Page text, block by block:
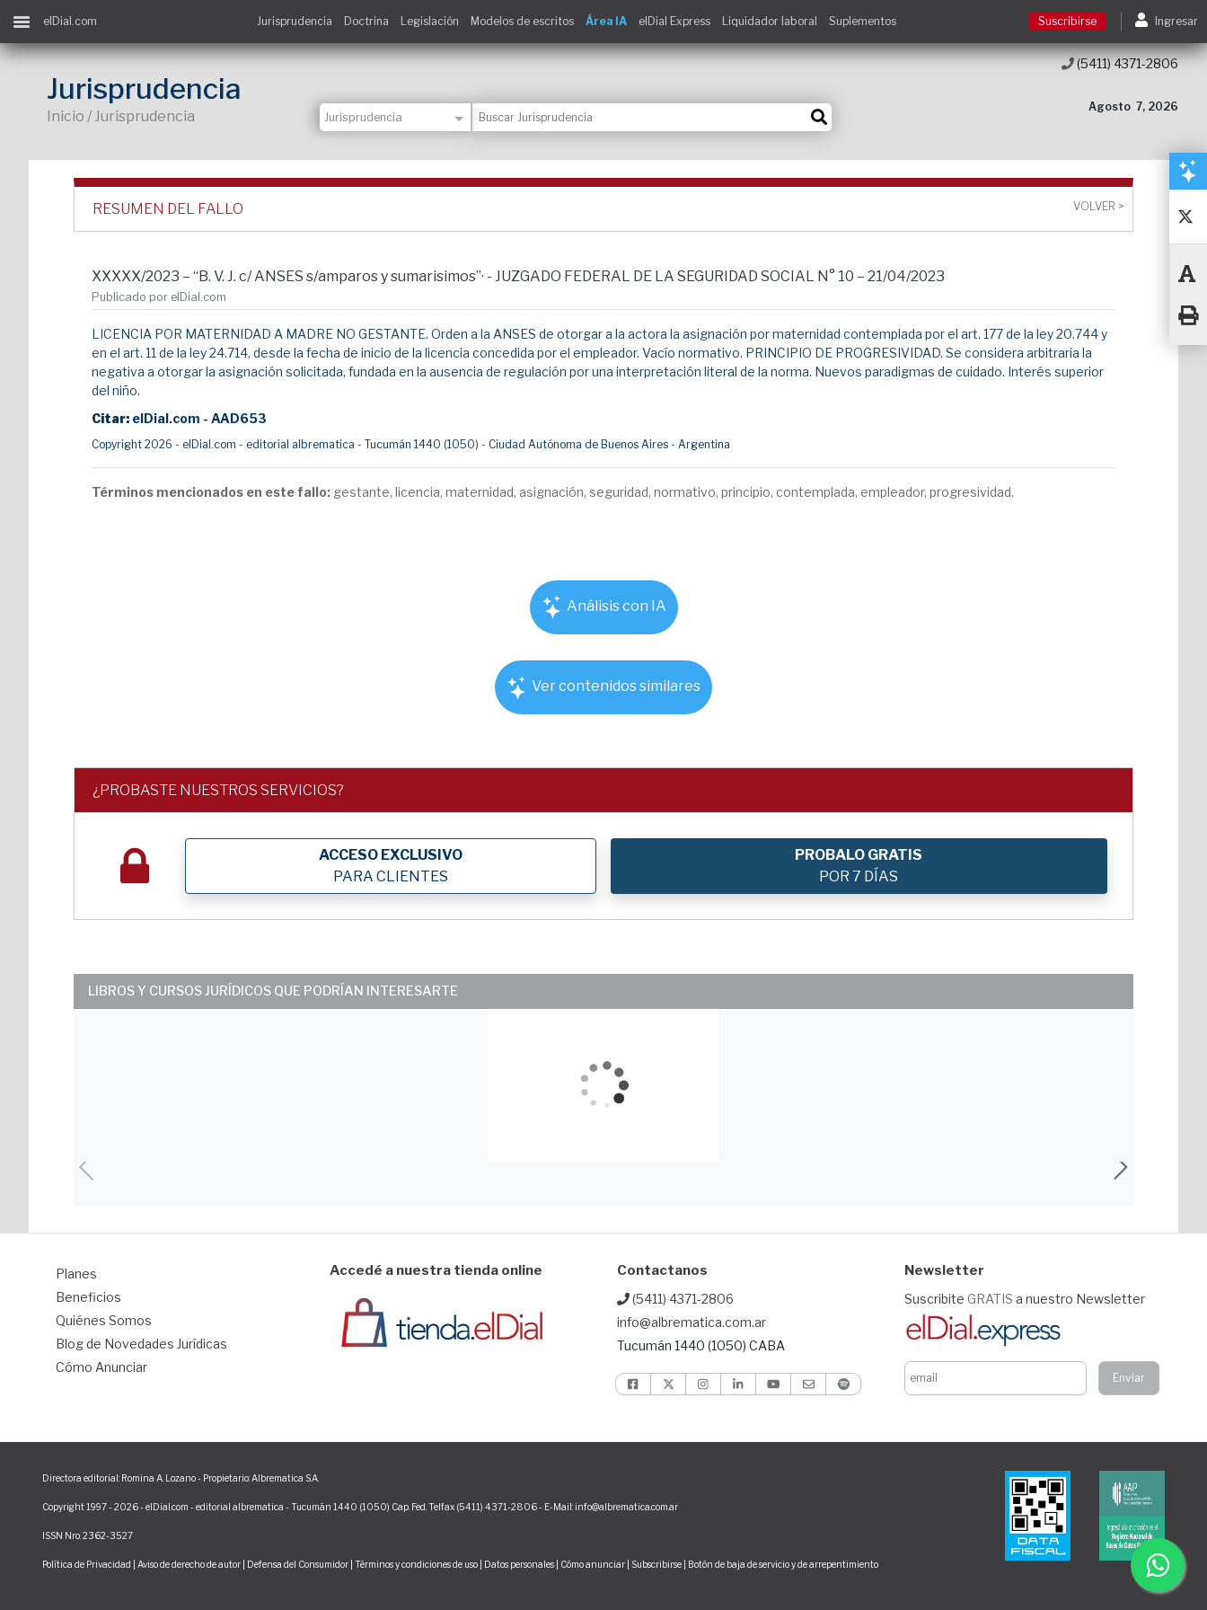
Suscribirse
Acceso a cursos
elDial.com Jurisprudencia Doctrina Legislación Modelos de escritos Área IA elDial Express Liquidador laboral Suplementos Suscribirse Ingresar
Jurisprudencia
Inicio / Jurisprudencia
Agosto 7, 2026
(5411) 4371-2806
RESUMEN DEL FALLO VOLVER >
XXXXX/2023 – “B. V. J. c/ ANSES s/amparos y sumarisimos”· - JUZGADO FEDERAL DE LA SEGURIDAD SOCIAL N° 10 – 21/04/2023
Publicado por elDial.com
LICENCIA POR MATERNIDAD A MADRE NO GESTANTE. Orden a la ANSES de otorgar a la actora la asignación por maternidad contemplada por el art. 177 de la ley 20.744 y
en el art. 11 de la ley 24.714, desde la fecha de inicio de la licencia concedida por el empleador. Vacío normativo. PRINCIPIO DE PROGRESIVIDAD. Se considera arbitraria la
negativa a otorgar la asignación solicitada, fundada en la ausencia de regulación por una interpretación literal de la norma. Nuevos paradigmas de cuidado. Interés superior
del niño.
Citar: elDial.com - AAD653
Copyright 2026 - elDial.com - editorial albrematica - Tucumán 1440 (1050) - Ciudad Autónoma de Buenos Aires - Argentina
Términos mencionados en este fallo: gestante, licencia, maternidad, asignación, seguridad, normativo, principio, contemplada, empleador, progresividad.
Análisis con IA
Ver contenidos similares
¿PROBASTE NUESTROS SERVICIOS?
ACCESO EXCLUSIVO
PARA CLIENTES
PROBALO GRATIS
POR 7 DÍAS
LIBROS Y CURSOS JURÍDICOS QUE PODRÍAN INTERESARTE
Planes
Beneficios
Quiénes Somos
Blog de Novedades Jurídicas
Cómo Anunciar
Accedé a nuestra tienda online Contactanos
(5411) 4371-2806
info@albrematica.com.ar
Tucumán 1440 (1050) CABA
Newsletter
Suscribite GRATIS a nuestro Newsletter
Directora editorial: Romina A. Lozano - Propietario: Albrematica S.A.
Copyright 1997 - 2026 - elDial.com - editorial albrematica - Tucumán 1440 (1050) Cap. Fed. Telfax (5411) 4371-2806 - E-Mail: info@albrematica.com.ar
ISSN Nro. 2362-3527
Política de Privacidad Aviso de derecho de autor Defensa del Consumidor Términos y condiciones de uso Datos personales Cómo anunciar Subscribirse Botón de baja de servicio y de arrepentimiento